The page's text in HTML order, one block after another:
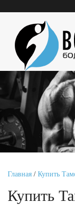
Главная / Купить
Купить